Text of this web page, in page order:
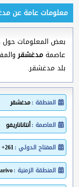
معلومات عامة عن
بعض المعلومات
عاصمةمدغشقر
بلد مدغشقر.
المنطقة :مدغشقر
العاصمة :أنتاناناريفو
المفتاح الدولي :261+
المنطقة الزمنية :